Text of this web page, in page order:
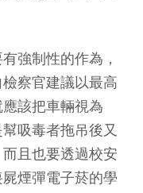
強制性的作為，
察官建議以最高
該把車輛視為
吸毒者拖吊後又
且也要透過校安
煙彈電子菸的學